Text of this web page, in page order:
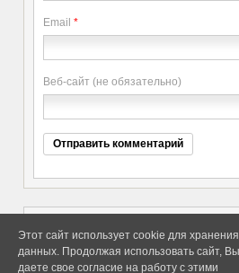
Email *
Веб-сайт (не обязательно)
Copyright elitethings. All Rights
Reserved.
Этот сайт использует cookie для хранения
данных. Продолжая использовать сайт, Вы
даете свое согласие на работу с этими